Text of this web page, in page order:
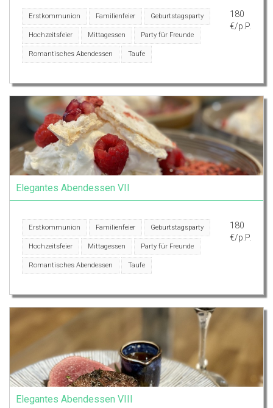
Erstkommunion Familienfeier Geburtstagsparty
Hochzeitsfeier Mittagessen Party für Freunde
Romantisches Abendessen Taufe
180
€/p.P.
Elegantes Abendessen VII
Erstkommunion Familienfeier Geburtstagsparty
Hochzeitsfeier Mittagessen Party für Freunde
Romantisches Abendessen Taufe
180
€/p.P.
Elegantes Abendessen VIII